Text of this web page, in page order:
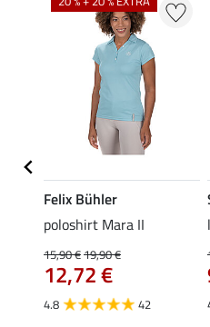
Felix Bühler
poloshirt Mara II
15,90 €19,90 €
12,72 €
4.8 42